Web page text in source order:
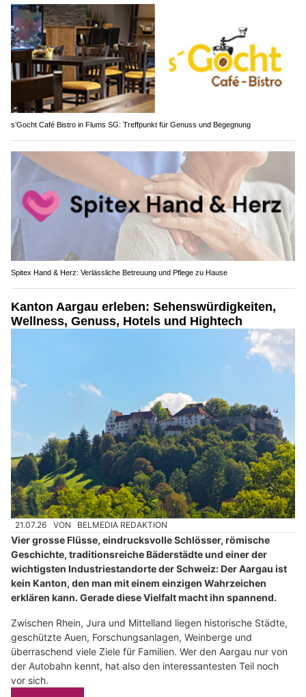
s’Gocht Café Bistro in Flums SG: Treffpunkt für Genuss und Begegnung
Spitex Hand & Herz: Verlässliche Betreuung und Pflege zu Hause
Kanton Aargau erleben: Sehenswürdigkeiten,
Wellness, Genuss, Hotels und Hightech
21.07.26 VON BELMEDIA REDAKTION
Vier grosse Flüsse, eindrucksvolle Schlösser, römische
Geschichte, traditionsreiche Bäderstädte und einer der
wichtigsten Industriestandorte der Schweiz: Der Aargau ist
kein Kanton, den man mit einem einzigen Wahrzeichen
erklären kann. Gerade diese Vielfalt macht ihn spannend.
Zwischen Rhein, Jura und Mittelland liegen historische Städte,
geschützte Auen, Forschungsanlagen, Weinberge und
überraschend viele Ziele für Familien. Wer den Aargau nur von
der Autobahn kennt, hat also den interessantesten Teil noch
vor sich.